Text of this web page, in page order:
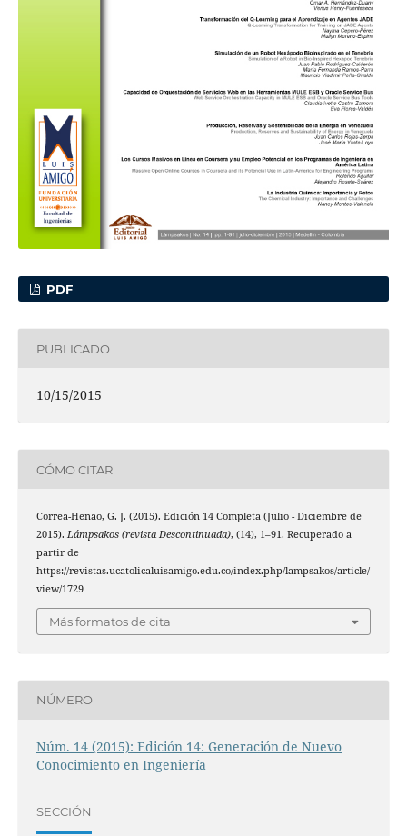
PDF
PUBLICADO
10/15/2015
CÓMO CITAR
Correa-Henao, G. J. (2015). Edición 14 Completa (Julio - Diciembre de
2015). Lámpsakos (revista Descontinuada), (14), 1–91. Recuperado a
partir de
https://revistas.ucatolicaluisamigo.edu.co/index.php/lampsakos/article/
view/1729
Más formatos de cita
NÚMERO
Núm. 14 (2015): Edición 14: Generación de Nuevo
Conocimiento en Ingeniería
SECCIÓN